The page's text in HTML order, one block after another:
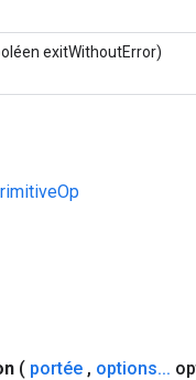
exitWithoutError)
( portée , options...